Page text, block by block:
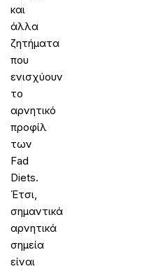
και
άλλα
ζητήματα
που
ενισχύουν
το
αρνητικό
προφίλ
των
Fad
Diets.
Έτσι,
σημαντικά
αρνητικά
σημεία
είναι